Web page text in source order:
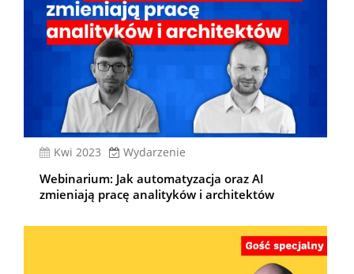
kwi 2023 Wydarzenie
Webinarium: Jak automatyzacja oraz AI
zmieniają pracę analityków i architektów